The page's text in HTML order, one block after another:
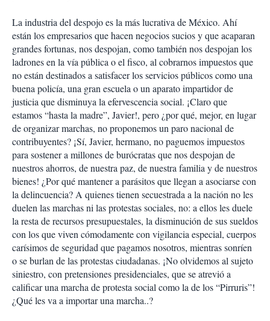
La industria del despojo es la más lucrativa de México. Ahí
están los empresarios que hacen negocios sucios y que acaparan
grandes fortunas, nos despojan, como también nos despojan los
ladrones en la vía pública o el fisco, al cobrarnos impuestos que
no están destinados a satisfacer los servicios públicos como una
buena policía, una gran escuela o un aparato impartidor de
justicia que disminuya la efervescencia social. ¡Claro que
estamos “hasta la madre”, Javier!, pero ¿por qué, mejor, en lugar
de organizar marchas, no proponemos un paro nacional de
contribuyentes? ¡Sí, Javier, hermano, no paguemos impuestos
para sostener a millones de burócratas que nos despojan de
nuestros ahorros, de nuestra paz, de nuestra familia y de nuestros
bienes! ¿Por qué mantener a parásitos que llegan a asociarse con
la delincuencia? A quienes tienen secuestrada a la nación no les
duelen las marchas ni las protestas sociales, no: a ellos les duele
la resta de recursos presupuestales, la disminución de sus sueldos
con los que viven cómodamente con vigilancia especial, cuerpos
carísimos de seguridad que pagamos nosotros, mientras sonríen
o se burlan de las protestas ciudadanas. ¡No olvidemos al sujeto
siniestro, con pretensiones presidenciales, que se atrevió a
calificar una marcha de protesta social como la de los “Pirruris”!
¿Qué les va a importar una marcha..?